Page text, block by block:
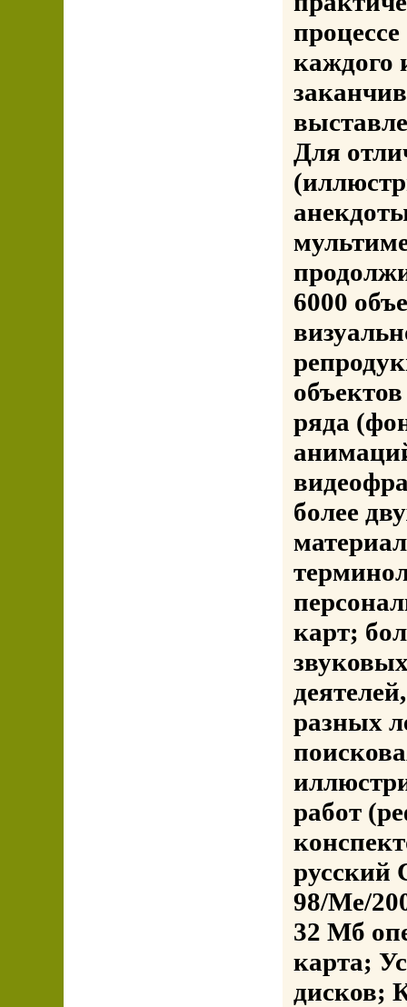
каждого
Для
6000
ряда
более
карт;
разных
работ
русский
98/Me/
32 Мб
карта;
дисков;